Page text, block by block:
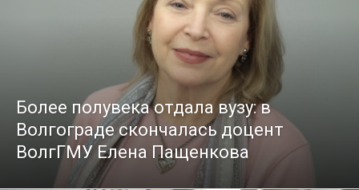
Более полувека отдала вузу: в
Волгограде скончалась доцент
ВолгГМУ Елена Пащенкова